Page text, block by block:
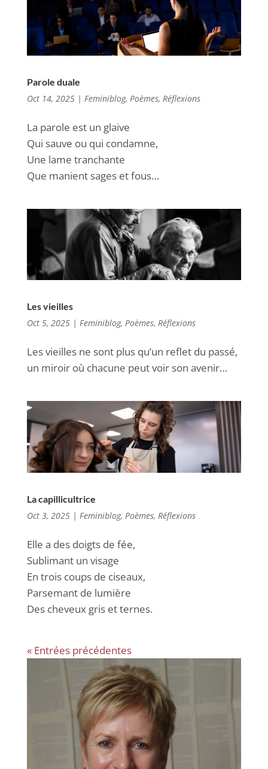
Parole duale
Oct 14, 2025| Feminiblog, Poèmes, Réflexions
La parole est un glaive
Qui sauve ou qui condamne,
Une lame tranchante
Que manient sages et fous…
Les vieilles
Oct 5, 2025| Feminiblog, Poèmes, Réflexions
Les vieilles ne sont plus qu’un reflet du passé,
un miroir où chacune peut voir son avenir…
La capillicultrice
Oct 3, 2025| Feminiblog, Poèmes, Réflexions
Elle a des doigts de fée,
Sublimant un visage
En trois coups de ciseaux,
Parsemant de lumière
Des cheveux gris et ternes.
« Entrées précédentes